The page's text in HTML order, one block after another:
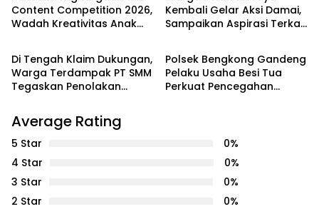
Content Competition 2026,
Wadah Kreativitas Anak
Kembali Gelar Aksi Damai,
Sampaikan Aspirasi Terkait
PEMERINTAHAN
Di Tengah Klaim Dukungan,
Warga Terdampak PT SMM
Tegaskan Penolakan
Masih Merasakan
Dampaknya”
Batam
Polsek Bengkong Gandeng
Pelaku Usaha Besi Tua
Perkuat Pencegahan
Average Rating
5 Star
0%
4 Star
0%
3 Star
0%
2 Star
0%